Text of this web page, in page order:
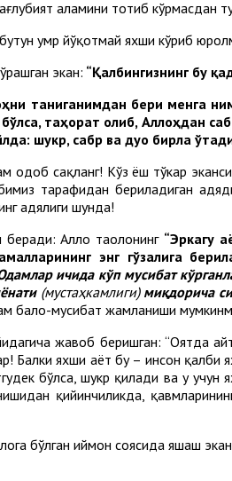
аламини тотиб кўрмасдан
умр йўқотмай яхши кўриб
экан: “Қалбингизнинг бу
таниганимдан бери менга
таҳорат олиб, Аллоҳдан
шукр, сабр ва дуо бирла
одоб сақланг! Кўз ёш тўкар
тарафидан бериладиган
ҳадялиги шунда!
беради: Аллоҳ таолонинг “Эркагу
энг гўзалига
ичида кўп мусибат
(мустаҳкамлиги)миқдорича
бало-мусибат жамланиши
жавоб беришган: “Оятда
Балки яхши ҳаёт бу – инсон қалби
бўлса, шукр қилади ва у
қийинчиликда,
бўлган иймон соясида яшаш